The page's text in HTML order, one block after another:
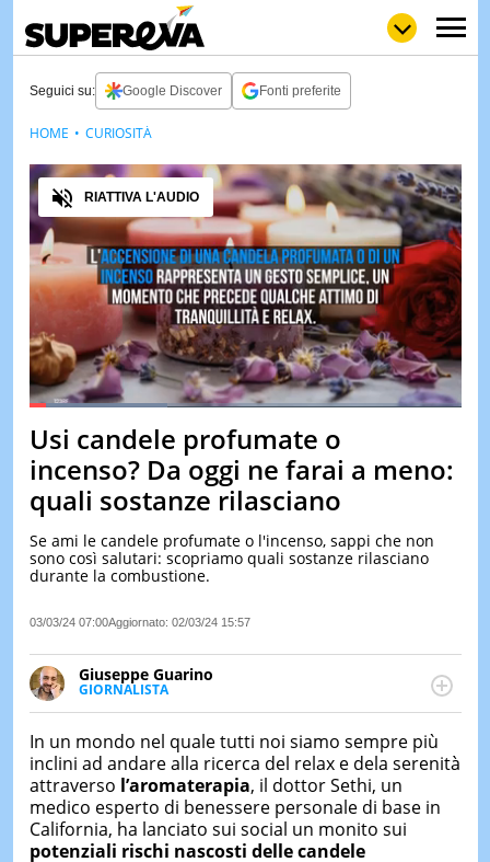
LOLGULP
LOVE
WOW
POP
NEWS
STORIE
VIDEO
& TV
QUIZ
&
TEST
&
DI
Seguici su: Google Discover Fonti preferite
PauseUnmute
Loaded:32.08%
Audio
RIATTIVA L'AUDIO
Usi candele profumate o
incenso? Da oggi ne farai a meno:
quali sostanze rilasciano
Se ami le candele profumate o l'incenso, sappi che non
sono così salutari: scopriamo quali sostanze rilasciano
durante la combustione.
03/03/24 07:00Aggiornato: 02/03/24 15:57
Giuseppe Guarino
GIORNALISTA
Ph(D) in Diritto Comparato e processi di
integrazione e attivo nel campo della ricerca, in
particolare sulla Storia contemporanea di America
Latina e Spagna. Collabora con numerose testate ed
è presidente dell'Associazione Culturale "La
Biblioteca del Sannio".
HOME CURIOSITÀ
In un mondo nel quale tutti noi siamo sempre più
inclini ad andare alla ricerca del relax e dela serenità
attraverso l’aromaterapia, il dottor Sethi, un
medico esperto di benessere personale di base in
California, ha lanciato sui social un monito sui
potenziali rischi nascosti delle candele